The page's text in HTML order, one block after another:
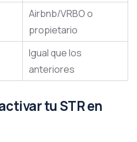
Airbnb/VRBO o
propietario
Igual que los
anteriores
tu STR en